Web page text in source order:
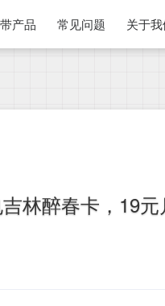
产品 常见问题 关于
林醉春卡，19